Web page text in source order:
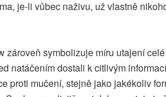
je-li vůbec naživu, už vlastně
symbolizuje míru utajení
natáčením dostali k citlivým
proti mučení, stejně jako jakékoliv